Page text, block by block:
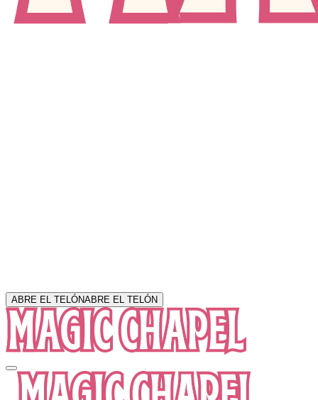
ABRE EL TELÓNABRE EL TELÓN